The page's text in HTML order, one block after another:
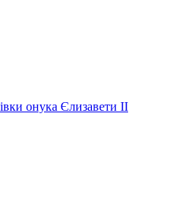
онука Єлизавети II